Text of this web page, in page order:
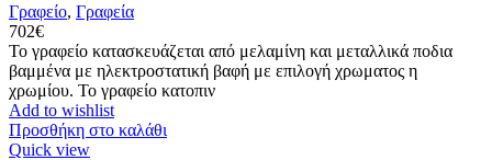
Γραφείο, Γραφεία
702€
Το γραφείο κατασκευάζεται από μελαμίνη και μεταλλικά ποδια
βαμμένα με ηλεκτροστατική βαφή με επιλογή χρωματος η
χρωμίου. Το γραφείο κατοπιν
Add to wishlist
Προσθήκη στο καλάθι
Quick view